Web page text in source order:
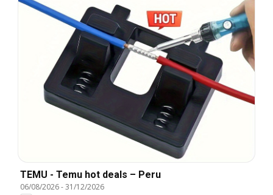
TEMU - Temu hot deals – Peru
06/08/2026-31/12/2026